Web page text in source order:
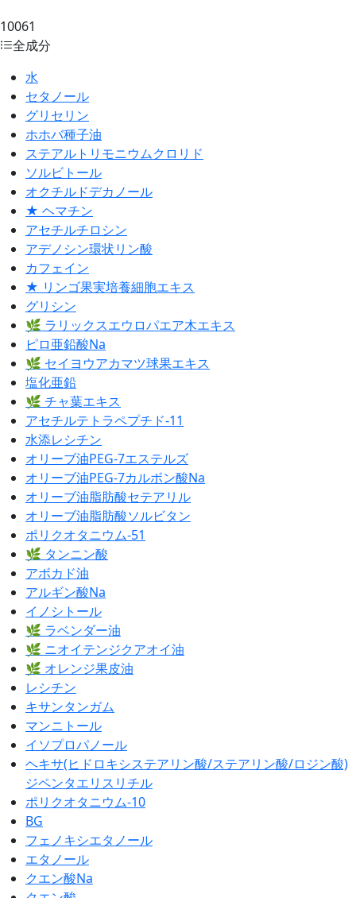
10061
全成分
水
セタノール
グリセリン
ホホバ種子油
ステアルトリモニウムクロリド
ソルビトール
オクチルドデカノール
★ ヘマチン
アセチルチロシン
アデノシン環状リン酸
カフェイン
★ リンゴ果実培養細胞エキス
グリシン
🌿 ラリックスエウロパエア木エキス
ピロ亜鉛酸Na
🌿 セイヨウアカマツ球果エキス
塩化亜鉛
🌿 チャ葉エキス
アセチルテトラペプチド-11
水添レシチン
オリーブ油PEG-7エステルズ
オリーブ油PEG-7カルボン酸Na
オリーブ油脂肪酸セテアリル
オリーブ油脂肪酸ソルビタン
ポリクオタニウム-51
🌿 タンニン酸
アボカド油
アルギン酸Na
イノシトール
🌿 ラベンダー油
🌿 ニオイテンジクアオイ油
🌿 オレンジ果皮油
レシチン
キサンタンガム
マンニトール
イソプロパノール
ヘキサ(ヒドロキシステアリン酸/ステアリン酸/ロジン酸)
ジペンタエリスリチル
ポリクオタニウム-10
BG
フェノキシエタノール
エタノール
クエン酸Na